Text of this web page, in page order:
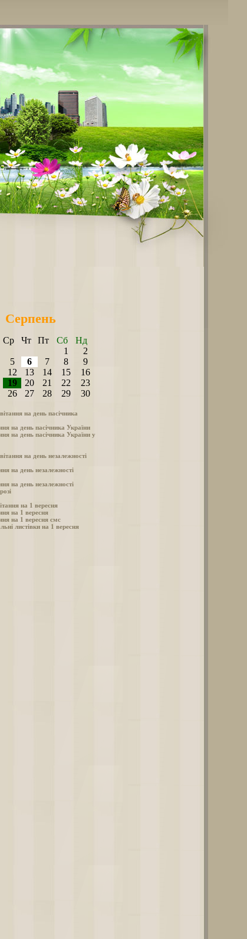
Серпень
Ср Чт Пт Сб
Нд
1
2
5 6 7 8
9
12 13 14 15
16
19 20 21 22
23
26 27 28 29
30
на день пасічника
на день пасічника України
на день пасічника України у
на день незалежності
на день незалежності
на день незалежності
на 1 вересня
на 1 вересня
на 1 вересня смс
листівки на 1 вересня